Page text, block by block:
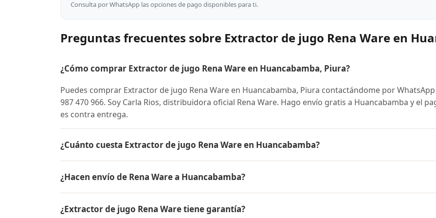
Consulta por WhatsApp las opciones de pago disponibles para ti.
Preguntas frecuentes sobre Extractor de jugo Rena Ware en
¿Cómo comprar Extractor de jugo Rena Ware en Huancabamba, Piura?
Puedes comprar Extractor de jugo Rena Ware en Huancabamba, Piura contactándome por WhatsApp
987 470 966. Soy Carla Rios, distribuidora oficial Rena Ware. Hago envío gratis a Huancabamba y el
es contra entrega.
¿Cuánto cuesta Extractor de jugo Rena Ware en Huancabamba?
conocer el precio actual, promociones disponibles y facilidades de pago en cuotas desde el 10% de
¿Hacen envío de Rena Ware a Huancabamba?
es contra entrega.
¿Extractor de jugo Rena Ware tiene garantía?